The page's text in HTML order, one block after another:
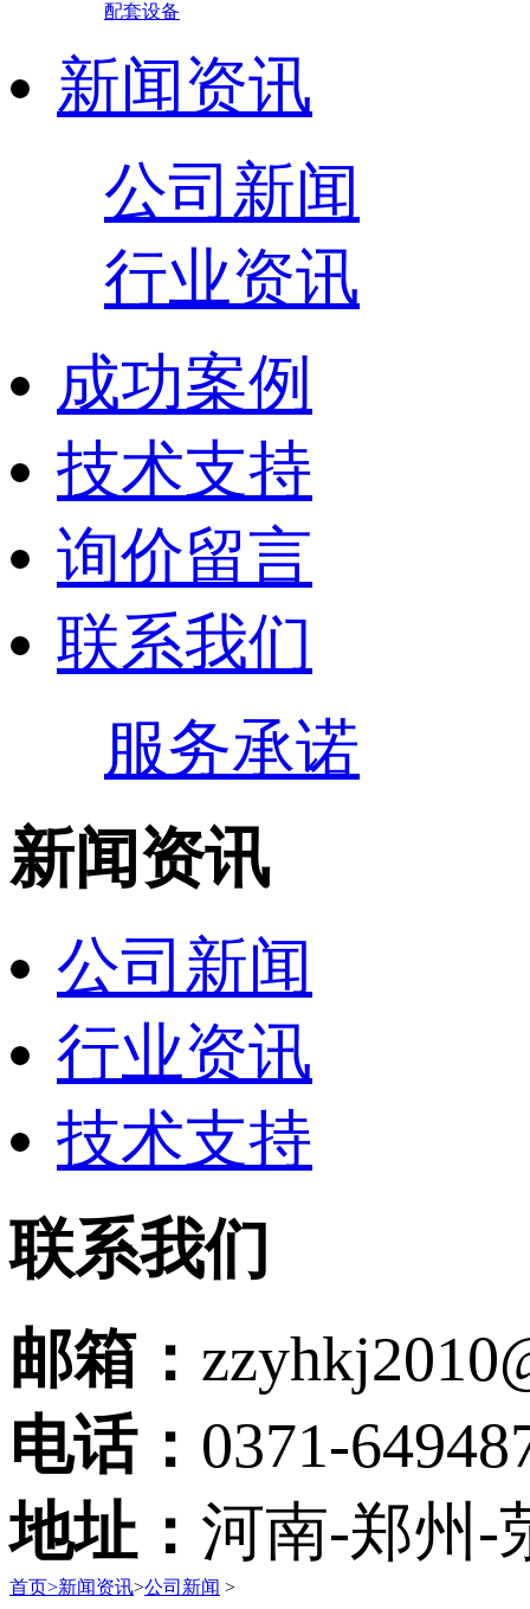
配套设备
新闻资讯
公司新闻
行业资讯
成功案例
技术支持
询价留言
联系我们
服务承诺
新闻资讯
公司新闻
行业资讯
技术支持
联系我们
邮箱：
电话： 0371-
地址： 河南-郑州-
首页>新闻资讯>公司新闻 >